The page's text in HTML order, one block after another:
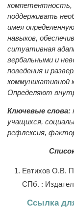
компетентность,
поддерживать
имея
навыков,
ситуативная
вербальными и
поведения и
коммуникативной
Определяют
Ключевые слова:
учащихся,
рефлексия,
Евтихов О.В.
СПб. :
Ссылка